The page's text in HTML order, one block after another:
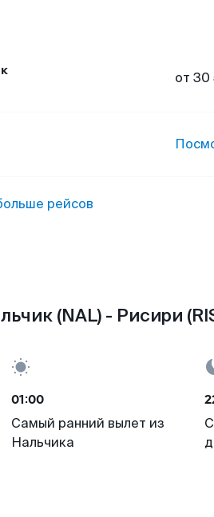
от 30
рейсов
(NAL) - Рисири
01:00
Самый ранний вылет из
Нальчика